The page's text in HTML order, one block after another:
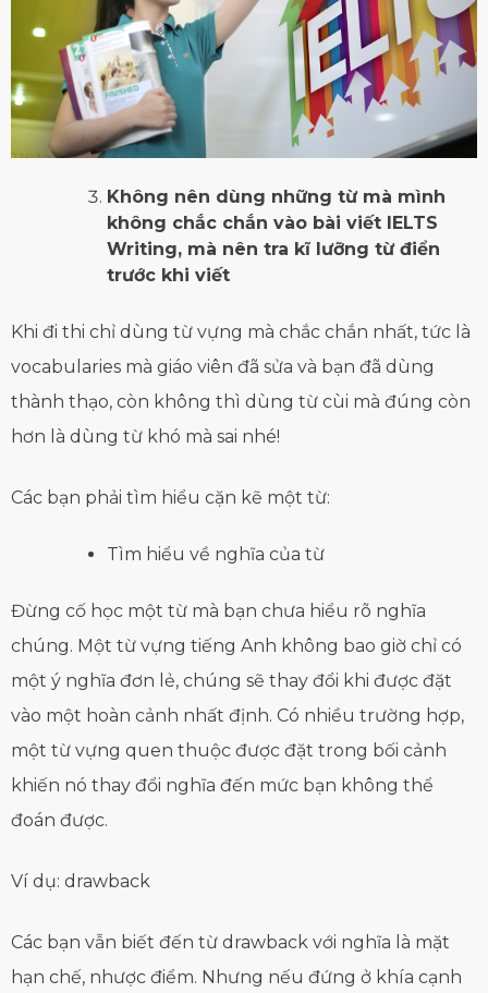
Không nên dùng những từ mà mình
không chắc chắn vào bài viết IELTS
Writing, mà nên tra kĩ lưỡng từ điển
trước khi viết
Khi đi thi chỉ dùng từ vựng mà chắc chắn nhất, tức là
vocabularies mà giáo viên đã sửa và bạn đã dùng
thành thạo, còn không thì dùng từ cùi mà đúng còn
hơn là dùng từ khó mà sai nhé!
Các bạn phải tìm hiểu cặn kẽ một từ:
Tìm hiểu về nghĩa của từ
Đừng cố học một từ mà bạn chưa hiểu rõ nghĩa
chúng. Một từ vựng tiếng Anh không bao giờ chỉ có
một ý nghĩa đơn lẻ, chúng sẽ thay đổi khi được đặt
vào một hoàn cảnh nhất định. Có nhiều trường hợp,
một từ vựng quen thuộc được đặt trong bối cảnh
khiến nó thay đổi nghĩa đến mức bạn không thể
đoán được.
Ví dụ: drawback
Các bạn vẫn biết đến từ drawback với nghĩa là mặt
hạn chế, nhược điểm. Nhưng nếu đứng ở khía cạnh